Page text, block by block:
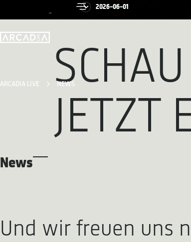
ARCADIA LIVE NEWS
2026-06-01
JETZT
News
Und wir freuen uns